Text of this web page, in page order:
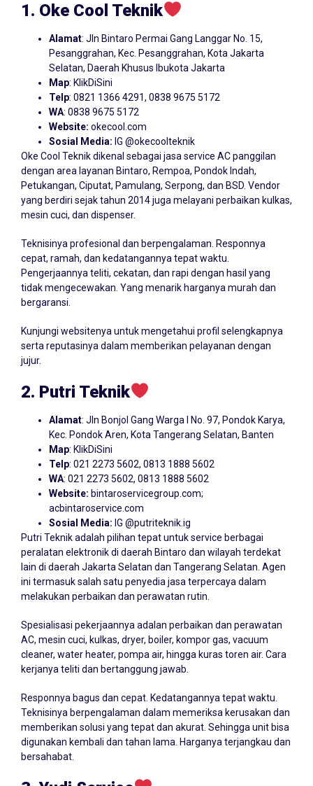
1. Oke Cool Teknik
Alamat: Jln Bintaro Permai Gang Langgar No. 15,
Pesanggrahan, Kec. Pesanggrahan, Kota Jakarta
Selatan, Daerah Khusus Ibukota Jakarta
Map: KlikDiSini
Telp: 0821 1366 4291, 0838 9675 5172
WA: 0838 9675 5172
Website: okecool.com
Sosial Media: IG @okecoolteknik
Oke Cool Teknik dikenal sebagai jasa service AC panggilan
dengan area layanan Bintaro, Rempoa, Pondok Indah,
Petukangan, Ciputat, Pamulang, Serpong, dan BSD. Vendor
yang berdiri sejak tahun 2014 juga melayani perbaikan kulkas,
mesin cuci, dan dispenser.
Teknisinya profesional dan berpengalaman. Responnya
cepat, ramah, dan kedatangannya tepat waktu.
Pengerjaannya teliti, cekatan, dan rapi dengan hasil yang
tidak mengecewakan. Yang menarik harganya murah dan
bergaransi.
Kunjungi websitenya untuk mengetahui profil selengkapnya
serta reputasinya dalam memberikan pelayanan dengan
jujur.
2. Putri Teknik
Alamat: Jln Bonjol Gang Warga I No. 97, Pondok Karya,
Kec. Pondok Aren, Kota Tangerang Selatan, Banten
Map: KlikDiSini
Telp: 021 2273 5602, 0813 1888 5602
WA: 021 2273 5602, 0813 1888 5602
Website: bintaroservicegroup.com;
acbintaroservice.com
Sosial Media: IG @putriteknik.ig
Putri Teknik adalah pilihan tepat untuk service berbagai
peralatan elektronik di daerah Bintaro dan wilayah terdekat
lain di daerah Jakarta Selatan dan Tangerang Selatan. Agen
ini termasuk salah satu penyedia jasa terpercaya dalam
melakukan perbaikan dan perawatan rutin.
Spesialisasi pekerjaannya adalan perbaikan dan perawatan
AC, mesin cuci, kulkas, dryer, boiler, kompor gas, vacuum
cleaner, water heater, pompa air, hingga kuras toren air. Cara
kerjanya teliti dan bertanggung jawab.
Responnya bagus dan cepat. Kedatangannya tepat waktu.
Teknisinya berpengalaman dalam memeriksa kerusakan dan
memberikan solusi yang tepat dan akurat. Sehingga unit bisa
digunakan kembali dan tahan lama. Harganya terjangkau dan
bersahabat.